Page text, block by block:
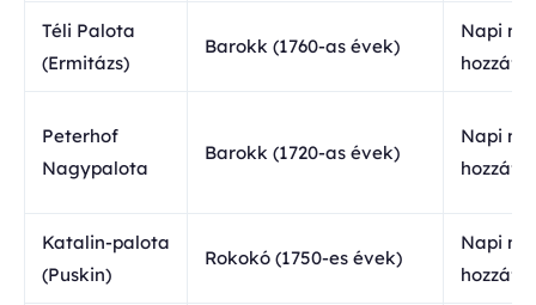
Téli Palota
(Ermitázs)
Barokk (1760-as évek)
Napi
Peterhof
Nagypalota
Barokk (1720-as évek)
Napi
Katalin-palota
(Puskin)
Rokokó (1750-es évek)
Napi